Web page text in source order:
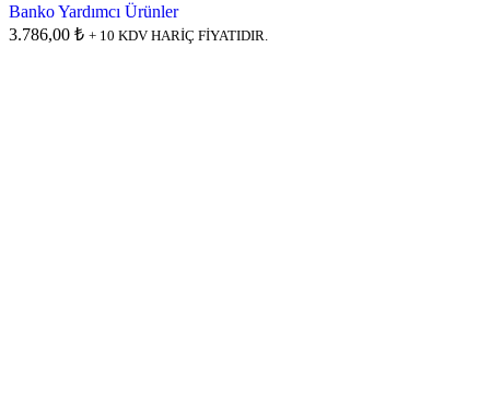
Banko Yardımcı Ürünler
3.786,00 ₺ + 10 KDV HARİÇ FİYATIDIR.